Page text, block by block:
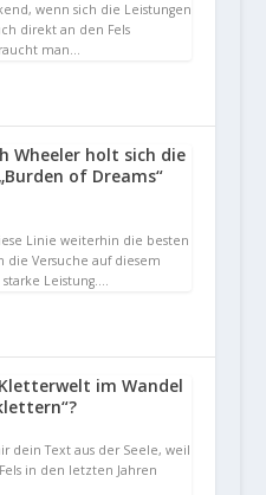
wenn sich die Leistungen
direkt an den Fels
man…
Wheeler holt sich die
of Dreams“
Linie weiterhin die besten
Versuche auf diesem
Leistung.…
im Wandel
dein Text aus der Seele, weil
in den letzten Jahren